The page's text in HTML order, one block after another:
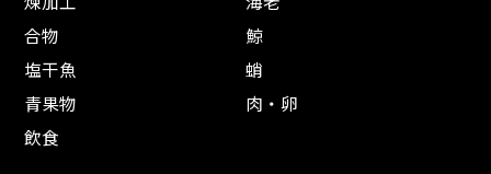
合物
鯨
塩干魚
蛸
青果物
肉・卵
飲食